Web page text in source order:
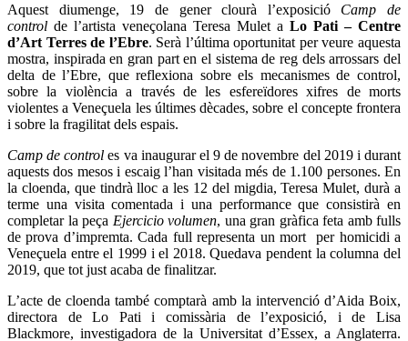
Aquest diumenge, 19 de gener clourà l’exposició Camp de
control de l’artista veneçolana Teresa Mulet a Lo Pati – Centre
d’Art Terres de l’Ebre. Serà l’última oportunitat per veure aquesta
mostra, inspirada en gran part en el sistema de reg dels arrossars del
delta de l’Ebre, que reflexiona sobre els mecanismes de control,
sobre la violència a través de les esfereïdores xifres de morts
violentes a Veneçuela les últimes dècades, sobre el concepte frontera
i sobre la fragilitat dels espais.
Camp de controles va inaugurar el 9 de novembre del 2019 i durant
aquests dos mesos i escaig l’han visitada més de 1.100 persones. En
la cloenda, que tindrà lloc a les 12 del migdia, Teresa Mulet, durà a
terme una visita comentada i una performance que consistirà en
completar la peça Ejercicio volumen, una gran gràfica feta amb fulls
de prova d’impremta. Cada full representa un mort per homicidi a
Veneçuela entre el 1999 i el 2018. Quedava pendent la columna del
2019, que tot just acaba de finalitzar.
L’acte de cloenda també comptarà amb la intervenció d’Aida Boix,
directora de Lo Pati i comissària de l’exposició, i de Lisa
Blackmore, investigadora de la Universitat d’Essex, a Anglaterra.